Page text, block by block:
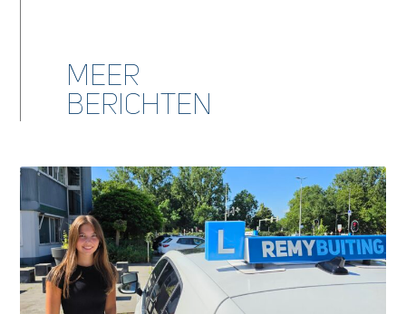
Meer
berichten